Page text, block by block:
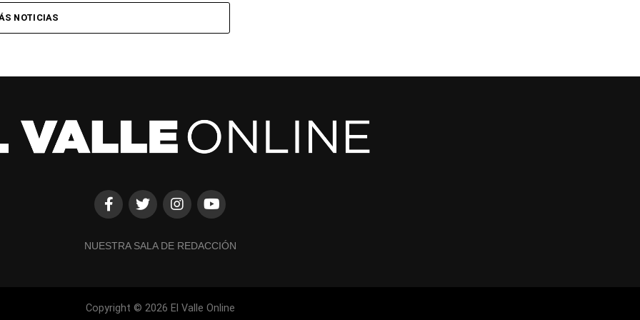
NOTICIAS
NUESTRA SALA DE REDACCIÓN
Copyright © 2026 El Valle Online